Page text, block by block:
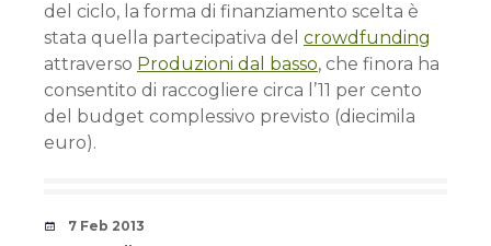
del ciclo, la forma di finanziamento scelta è
stata quella partecipativa del crowdfunding
attraverso Produzioni dal basso, che finora ha
consentito di raccogliere circa l’11 per cento
del budget complessivo previsto (diecimila
euro).
Date
7 Feb 2013